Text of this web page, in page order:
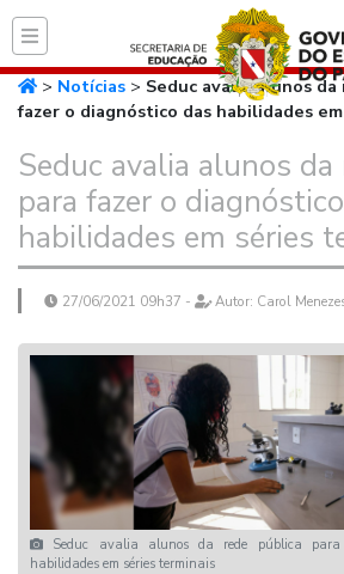
Página inicial
> Notícias > Seduc avalia alunos
fazer o diagnóstico das habilidades
Seduc avalia alunos
para fazer o
habilidades em séries
27/06/2021 09h37 -
Autor: Carol
Seduc avalia alunos da rede pública
habilidades em séries terminais